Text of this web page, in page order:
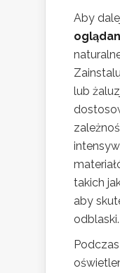
Aby
lub
takich
aby
odblaski.